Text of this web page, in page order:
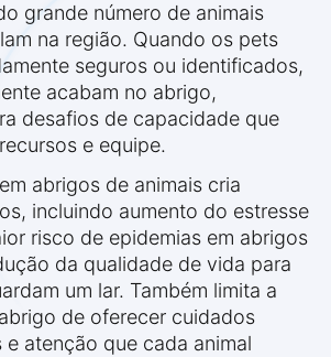
grande número de animais
na região. Quando os pets
seguros ou identificados,
acabam no abrigo,
desafios de capacidade que
e equipe.
abrigos de animais cria
incluindo aumento do estresse
risco de epidemias em abrigos
da qualidade de vida para
um lar. Também limita a
de oferecer cuidados
atenção que cada animal